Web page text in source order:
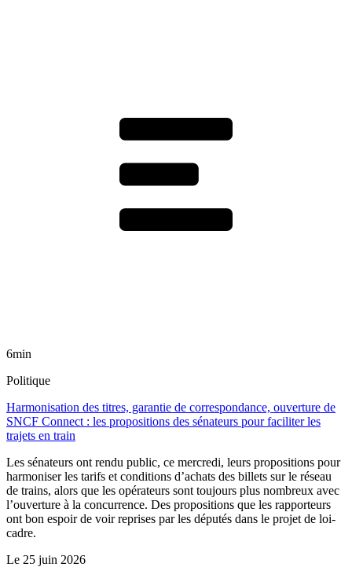
6min
Politique
Harmonisation des titres, garantie de correspondance, ouverture de
SNCF Connect : les propositions des sénateurs pour faciliter les
trajets en train
Les sénateurs ont rendu public, ce mercredi, leurs propositions pour
harmoniser les tarifs et conditions d’achats des billets sur le réseau
de trains, alors que les opérateurs sont toujours plus nombreux avec
l’ouverture à la concurrence. Des propositions que les rapporteurs
ont bon espoir de voir reprises par les députés dans le projet de loi-
cadre.
Le 25 juin 2026